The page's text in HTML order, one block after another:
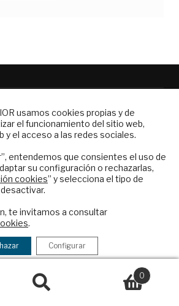
en español.
Quiénes somos
Suscripciones
y precios
frecuentes
generales de contratación
Colaboraciones
Publicidad
Contacto
0
usamos cookies propias y de
el funcionamiento del sitio web,
y el acceso a las redes sociales.
entendemos que consientes el uso de
su configuración o rechazarlas,
cookies” y selecciona el tipo de
te invitamos a consultar
.
Configurar
boletín electrónico y
el mejor análisis
español.